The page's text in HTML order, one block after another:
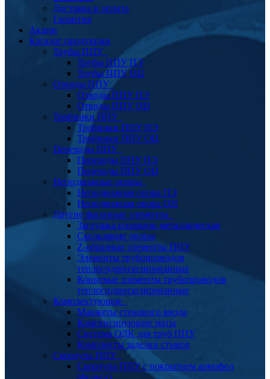
Доставка и оплата
Гарантия
Акции
Каталог продукции
Трубы ППУ
Трубы ППУ ПЭ
Трубы ППУ ОЦ
Отводы ППУ
Отводы ППУ ПЭ
Отводы ППУ ОЦ
Тройники ППУ
Тройники ППУ ПЭ
Тройники ППУ ОЦ
Переходы ППУ
Переходы ППУ ПЭ
Переходы ППУ ОЦ
Неподвижные опоры
Неподвижная опора ПЭ
Неподвижная опора ОЦ
Другие фасонные элементы
Заглушка изоляции металлическая
Скользящие опоры
Z-образные элементы ППУ
Элементы трубопроводов
теплогидроизолированные
Концевые элементы трубопроводов
теплогидроизолированные
Комплектующие
Манжеты стенового ввода
Компенсирующие маты
Система ОДК для труб ППУ
Комплекты заделки стыков
Скорлупа ППУ
Скорлупа ППУ с покрытием армофол
(фольга)